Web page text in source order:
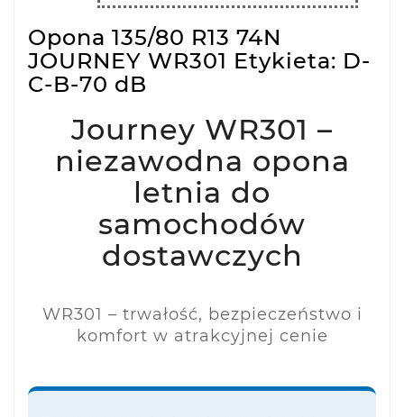
Opona 135/80 R13 74N
JOURNEY WR301 Etykieta: D-
C-B-70 dB
Journey WR301 –
niezawodna opona
letnia do
samochodów
dostawczych
WR301 – trwałość, bezpieczeństwo i
komfort w atrakcyjnej cenie